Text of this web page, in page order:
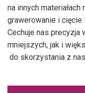
na innych
grawerowanie i cięcie
Cechuje nas precyzja
mniejszych, jak i
do skorzystania z